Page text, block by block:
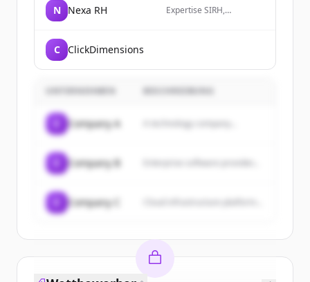
N Nexa RH
Expertise SIRH,
indépendants pour mieux
vous aider à décider de
solution RH, talent et
C ClickDimensions
UNTERNEHMEN BESCHREIBUNG
Company A A technology company...
Company B
Company C